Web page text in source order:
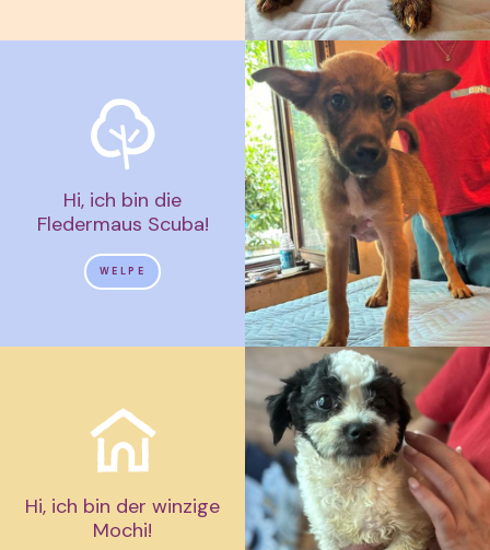
Hi, ich bin die
Fledermaus Scuba!
WELPE
Hi, ich bin der winzige
Mochi!